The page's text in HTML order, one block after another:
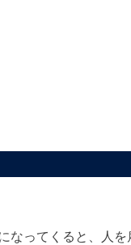
ってくると、人